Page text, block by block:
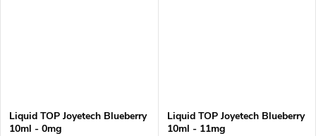
Liquid TOP Joyetech Blueberry
10ml - 0mg
Liquid TOP Joyetech Blueberry
10ml - 11mg